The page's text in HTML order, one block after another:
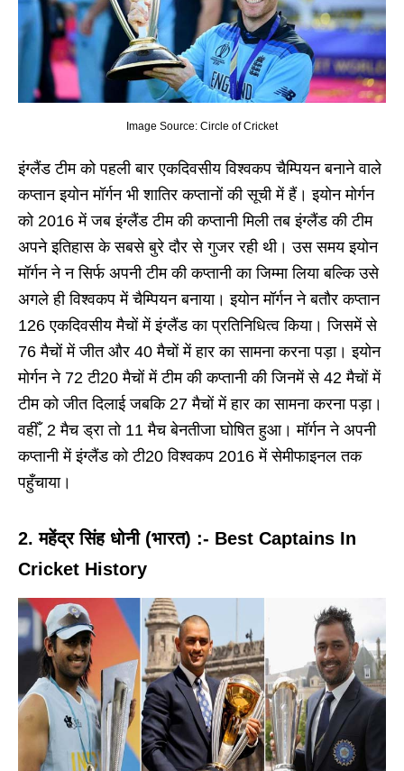
Image Source: Circle of Cricket
इंग्लैंड टीम को पहली बार एकदिवसीय विश्वकप चैम्पियन बनाने वाले
कप्तान इयोन मॉर्गन भी शातिर कप्तानों की सूची में हैं। इयोन मोर्गन
को 2016 में जब इंग्लैंड टीम की कप्तानी मिली तब इंग्लैंड की टीम
अपने इतिहास के सबसे बुरे दौर से गुजर रही थी। उस समय इयोन
मॉर्गन ने न सिर्फ अपनी टीम की कप्तानी का जिम्मा लिया बल्कि उसे
अगले ही विश्वकप में चैम्पियन बनाया। इयोन मॉर्गन ने बतौर कप्तान
126 एकदिवसीय मैचों में इंग्लैंड का प्रतिनिधित्व किया। जिसमें से
76 मैचों में जीत और 40 मैचों में हार का सामना करना पड़ा। इयोन
मोर्गन ने 72 टी20 मैचों में टीम की कप्तानी की जिनमें से 42 मैचों में
टीम को जीत दिलाई जबकि 27 मैचों में हार का सामना करना पड़ा।
वहीँ, 2 मैच ड्रा तो 11 मैच बेनतीजा घोषित हुआ। मॉर्गन ने अपनी
कप्तानी में इंग्लैंड को टी20 विश्वकप 2016 में सेमीफाइनल तक
पहुँचाया।
2. महेंद्र सिंह धोनी (भारत) :- Best Captains In
Cricket History